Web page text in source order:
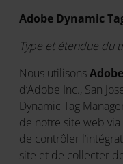
Adobe Dynamic
Type et étendue du
Nous utilisons
d’Adobe Inc., San
Dynamic Tag
de notre site web
de contrôler
site et de collecter